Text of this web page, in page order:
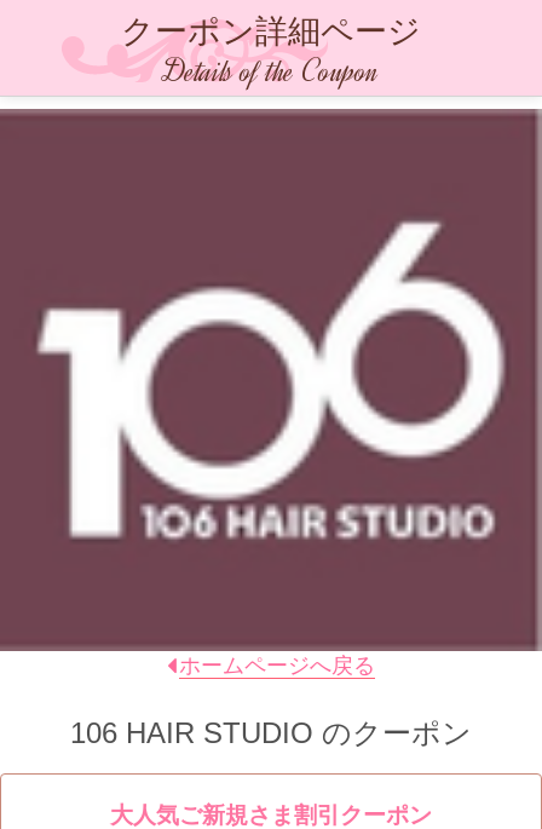
クーポン詳細ページ
Details of the Coupon
ホームページへ戻る
106 HAIR STUDIO のクーポン
大人気ご新規さま割引クーポン